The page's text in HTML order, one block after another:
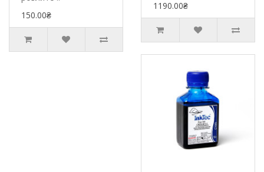
150.00₴
1190.00₴